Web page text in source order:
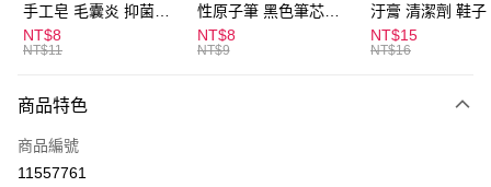
ATM付款
全家取貨付款
每筆NT$60，滿NT$599(含以上)免運費
付款後全家取貨
手工皂 毛囊炎 抑菌除
蟎 清潔護膚 去油去痘
寵物皮膚病 狗狗貓咪
NT$8
NT$11
性原子筆 黑色筆芯
S304
NT$8
NT$9
汙膏 清潔劑 鞋子
漬 白皮鞋 鞋油
NT$15
NT$16
商品特色
商品編號
11557761